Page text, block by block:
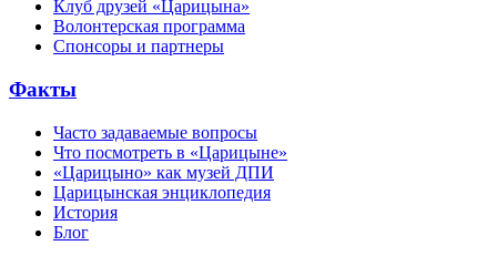
Клуб друзей «Царицына»
Волонтерская программа
Спонсоры и партнеры
Факты
Часто задаваемые вопросы
Что посмотреть в «Царицыне»
«Царицыно» как музей ДПИ
Царицынская энциклопедия
История
Блог